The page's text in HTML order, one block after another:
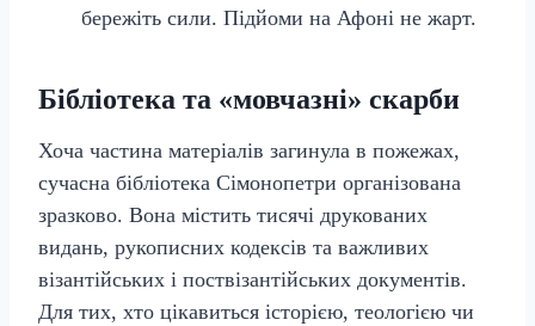
бережіть сили. Підйоми на Афоні не жарт.
Бібліотека та «мовчазні» скарби
Хоча частина матеріалів загинула в пожежах,
сучасна бібліотека Сімонопетри організована
зразково. Вона містить тисячі друкованих
видань, рукописних кодексів та важливих
візантійських і поствізантійських документів.
Для тих, хто цікавиться історією, теологією чи